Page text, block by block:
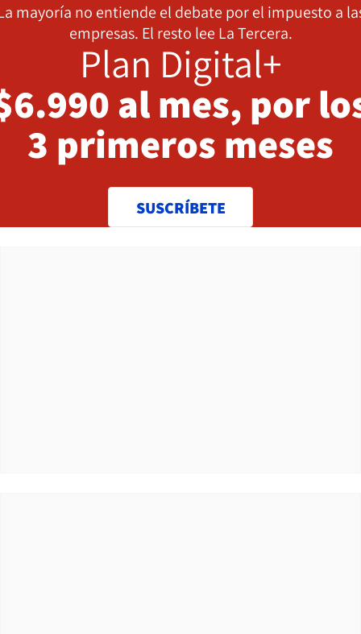
mayoría no entiende el debate por el impuesto a
empresas. El resto lee La Tercera.
Plan Digital+
al mes, por
3 primeros meses
SUSCRÍBETE